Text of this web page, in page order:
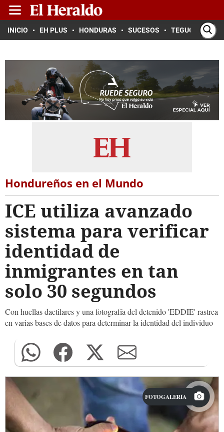
INICIO EH PLUS HONDURAS SUCESOS TEGUCIGALPA
Hondureños en el Mundo
ICE utiliza avanzado
sistema para verificar
identidad de
inmigrantes en tan
solo 30 segundos
Con huellas dactilares y una fotografía del detenido 'EDDIE' rastrea
en varias bases de datos para determinar la identidad del individuo
FOTOGALERÍA